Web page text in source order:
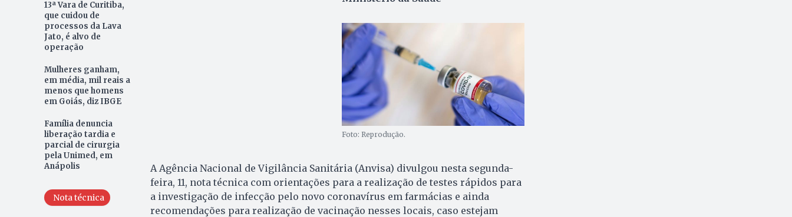
13ª Vara de Curitiba,
que cuidou de
processos da Lava
Jato, é alvo de
operação
Mulheres ganham,
em média, mil reais a
menos que homens
em Goiás, diz IBGE
Família denuncia
liberação tardia e
parcial de cirurgia
pela Unimed, em
Anápolis
Nota técnica
Foto: Reprodução.
A Agência Nacional de Vigilância Sanitária (Anvisa) divulgou nesta segunda-
feira, 11, nota técnica com orientações para a realização de testes rápidos para
a investigação de infecção pelo novo coronavírus em farmácias e ainda
recomendações para realização de vacinação nesses locais, caso estejam